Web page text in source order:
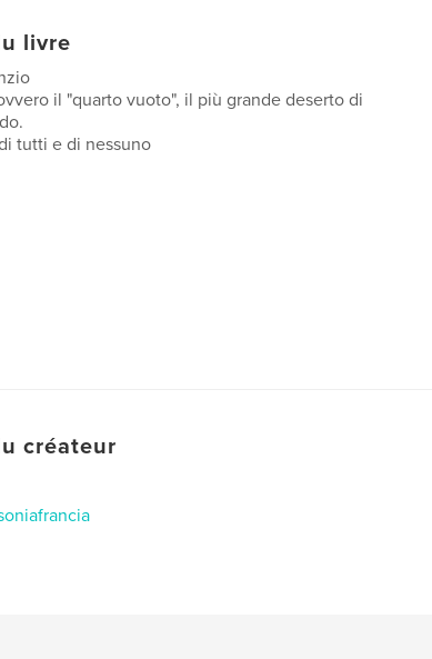
livre
il "quarto vuoto", il più grande deserto di
tutti e di nessuno
créateur